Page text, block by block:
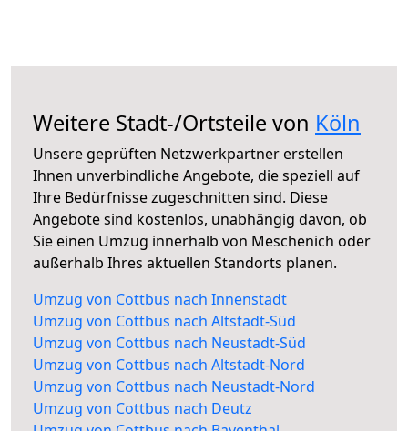
Weitere Stadt-/Ortsteile von Köln
Unsere geprüften Netzwerkpartner erstellen
Ihnen unverbindliche Angebote, die speziell auf
Ihre Bedürfnisse zugeschnitten sind. Diese
Angebote sind kostenlos, unabhängig davon, ob
Sie einen Umzug innerhalb von Meschenich oder
außerhalb Ihres aktuellen Standorts planen.
Umzug von Cottbus nach Innenstadt
Umzug von Cottbus nach Altstadt-Süd
Umzug von Cottbus nach Neustadt-Süd
Umzug von Cottbus nach Altstadt-Nord
Umzug von Cottbus nach Neustadt-Nord
Umzug von Cottbus nach Deutz